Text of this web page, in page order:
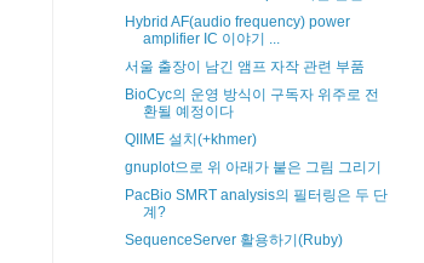
Hybrid AF(audio frequency) power
amplifier IC 이야기 ...
서울 출장이 남긴 앰프 자작 관련 부품
BioCyc의 운영 방식이 구독자 위주로 전
환될 예정이다
QIIME 설치(+khmer)
gnuplot으로 위 아래가 붙은 그림 그리기
PacBio SMRT analysis의 필터링은 두 단
계?
SequenceServer 활용하기(Ruby)